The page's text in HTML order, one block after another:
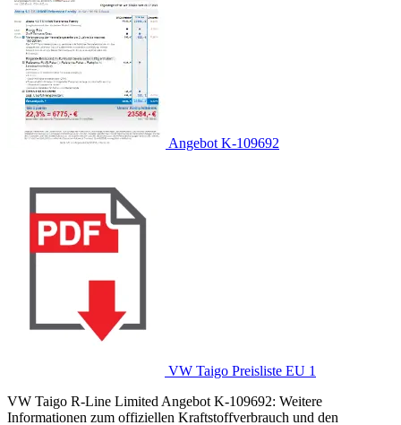
Angebot K-109692
VW Taigo Preisliste EU 1
VW Taigo R-Line Limited Angebot K-109692: Weitere
Informationen zum offiziellen Kraftstoffverbrauch und den